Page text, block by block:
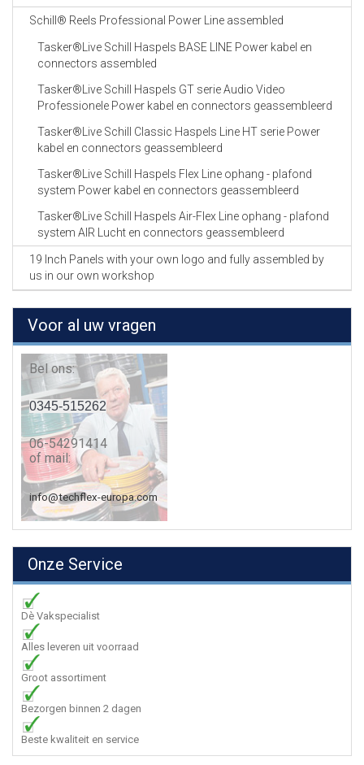
Schill® Reels Professional Power Line assembled
Tasker®Live Schill Haspels BASE LINE Power kabel en
connectors assembled
Tasker®Live Schill Haspels GT serie Audio Video
Professionele Power kabel en connectors geassembleerd
Tasker®Live Schill Classic Haspels Line HT serie Power
kabel en connectors geassembleerd
Tasker®Live Schill Haspels Flex Line ophang - plafond
system Power kabel en connectors geassembleerd
Tasker®Live Schill Haspels Air-Flex Line ophang - plafond
system AIR Lucht en connectors geassembleerd
19 Inch Panels with your own logo and fully assembled by
us in our own workshop
Voor al uw vragen
Bel ons:
0345-515262
06-54291414
of mail:
info@techflex-europa.com
Onze Service
Dè Vakspecialist
Alles leveren uit voorraad
Groot assortiment
Bezorgen binnen 2 dagen
Beste kwaliteit en service